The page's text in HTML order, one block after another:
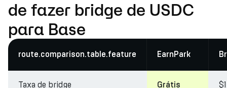
de fazer bridge de USDC
para Base
route.comparison.table.feature EarnPark
Taxa de bridge Grátis